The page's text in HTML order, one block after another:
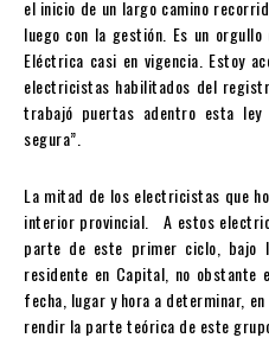
el inicio de un largo camino
luego con la gestión. Es un
Eléctrica casi en vigencia. Estoy
electricistas habilitados del
trabajó puertas adentro esta ley
segura”.
La mitad de los electricistas que
interior provincial. A estos
parte de este primer ciclo, bajo
residente en Capital, no obstante
fecha, lugar y hora a determinar,
rendir la parte teórica de este